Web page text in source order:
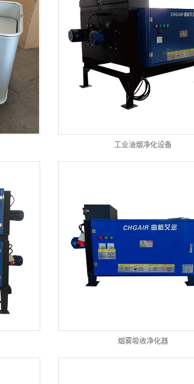
工业油烟净化设备
烟雾吸收净化器